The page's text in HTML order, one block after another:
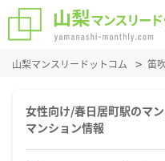
山梨マンスリードットコム 笛
女性向け/春日居町駅のマ
マンション情報